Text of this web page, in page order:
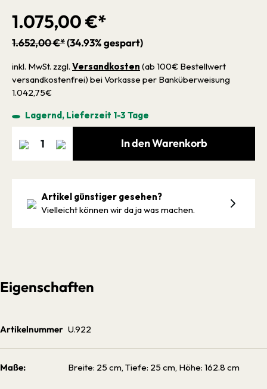
1.075,00 €*
1.652,00 €*(34.93% gespart)
inkl. MwSt. zzgl. Versandkosten (ab 100€ Bestellwert
versandkostenfrei) bei Vorkasse per Banküberweisung
1.042,75€
Lagernd, Lieferzeit 1-3 Tage
In den Warenkorb
Artikel günstiger gesehen?
Vielleicht können wir da ja was machen.
Eigenschaften
Artikelnummer U.922
Maße: Breite: 25 cm, Tiefe: 25 cm, Höhe: 162.8 cm